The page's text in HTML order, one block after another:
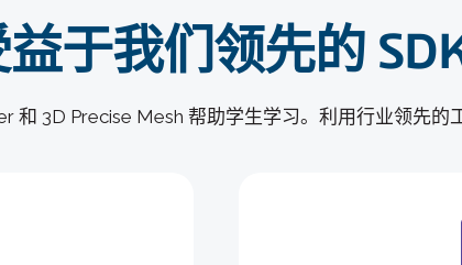
于我们领先的
和 3D Precise Mesh 帮助学生学习。利用行业领先的